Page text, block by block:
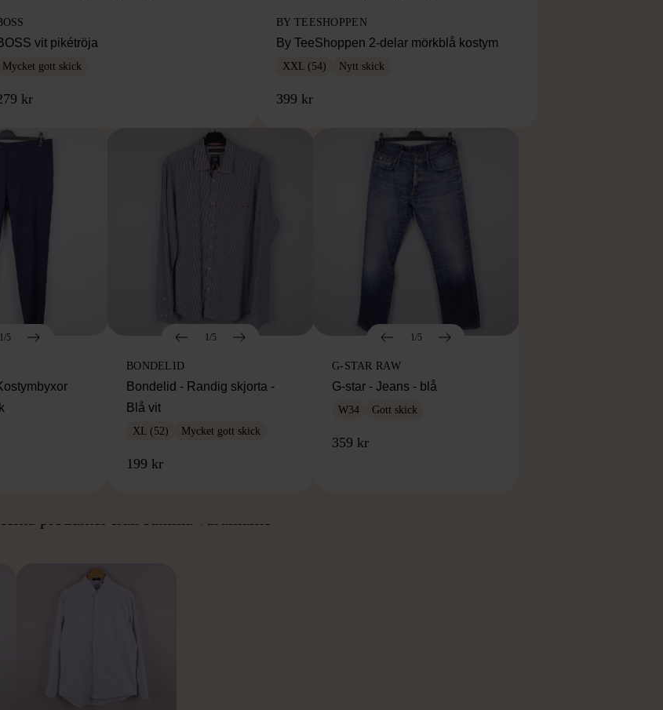
vit pikétröja
Mycket gott skick
kr
BY TEESHOPPEN
By TeeShoppen 2-delar mörkblå kostym
XXL (54) Nytt skick
399 kr
1/5 1/5
BONDELID
Bondelid - Randig skjorta -
Blå vit
XL (52) Mycket gott skick
199 kr
1/5
G-STAR RAW
G-star - Jeans - blå
W34 Gott skick
359 kr